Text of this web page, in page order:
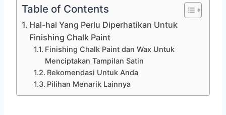
Table of Contents
Hal-hal Yang Perlu Diperhatikan Untuk
Finishing Chalk Paint
Finishing Chalk Paint dan Wax Untuk
Menciptakan Tampilan Satin
Rekomendasi Untuk Anda
Pilihan Menarik Lainnya